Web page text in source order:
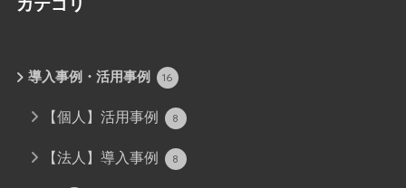
導入事例・活用事例 16
【個人】活用事例 8
【法人】導入事例 8